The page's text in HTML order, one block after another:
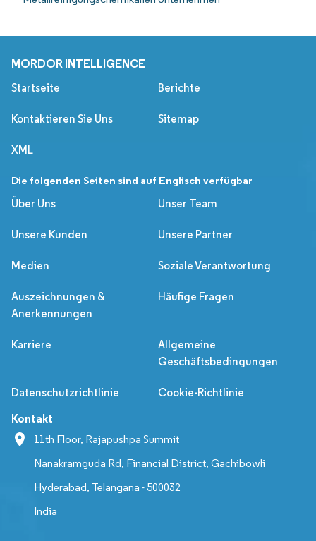
MORDOR INTELLIGENCE
Startseite Berichte
Kontaktieren Sie Uns Sitemap
XML
Die folgenden Seiten sind auf Englisch verfügbar
Über Uns
Unser Team
Unsere Kunden Unsere Partner
Medien Soziale Verantwortung
Auszeichnungen &
Anerkennungen
Häufige Fragen
Karriere
Allgemeine
Geschäftsbedingungen
Datenschutzrichtlinie Cookie-Richtlinie
Kontakt
11th Floor, Rajapushpa Summit
Nanakramguda Rd, Financial District, Gachibowli
Hyderabad, Telangana - 500032
India